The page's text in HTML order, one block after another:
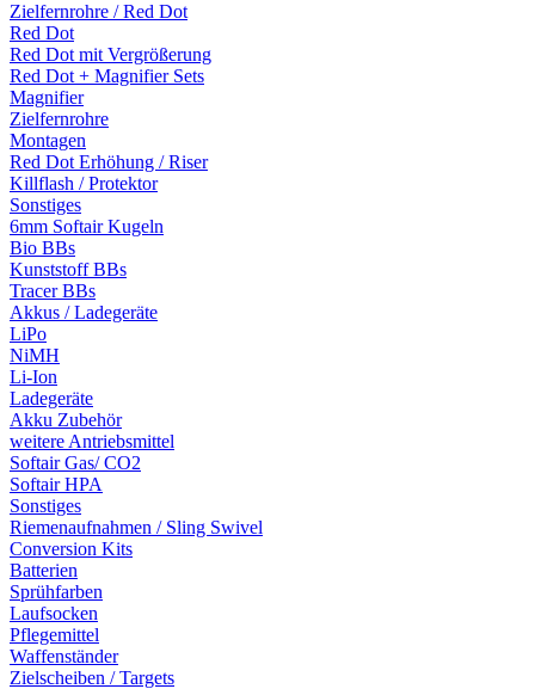
Zielfernrohre / Red Dot
Red Dot
Red Dot mit Vergrößerung
Red Dot + Magnifier Sets
Magnifier
Zielfernrohre
Montagen
Red Dot Erhöhung / Riser
Killflash / Protektor
Sonstiges
6mm Softair Kugeln
Bio BBs
Kunststoff BBs
Tracer BBs
Akkus / Ladegeräte
LiPo
NiMH
Li-Ion
Ladegeräte
Akku Zubehör
weitere Antriebsmittel
Softair Gas/ CO2
Softair HPA
Sonstiges
Riemenaufnahmen / Sling Swivel
Conversion Kits
Batterien
Sprühfarben
Laufsocken
Pflegemittel
Waffenständer
Zielscheiben / Targets